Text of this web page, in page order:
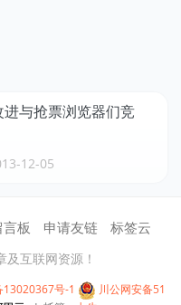
与抢票浏览器们竞
12-05
言板 申请友链 标签云
互联网资源！
13020367号-1
川公网安备51